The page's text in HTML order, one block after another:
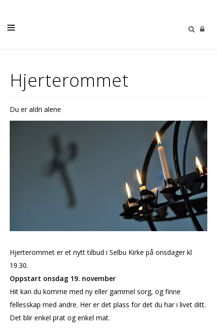
BARN
MENIGHETSBLADET
Hjerterommet
Du er aldri alene
Hjerterommet er et nytt tilbud i Selbu Kirke på onsdager kl
19.30.
Oppstart onsdag 19. november
Hit kan du komme med ny eller gammel sorg, og finne
fellesskap med andre. Her er det plass for det du har i livet ditt.
Det blir enkel prat og enkel mat.